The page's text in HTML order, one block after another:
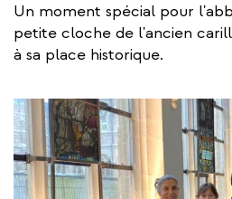
Un moment spécial pour
petite cloche de l'ancien
à sa place historique.